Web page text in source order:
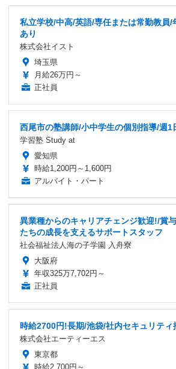
私立学校/中高/英語/専任または常勤教員/
あり
株式会社イスト
埼玉県
月給26万円～
正社員
西尾市の塾講師/小中学生の個別指導/週1
学習塾 Study at
愛知県
時給1,200円～1,600円
アルバイト・パート
異業種からのキャリアチェンジ歓迎!/賞
たちの成長を支えるサポートスタッフ
社会福祉法人海の子学園 入舟寮
大阪府
年収325万7,702円～
正社員
時給2700円!長期/池袋/社内セキュリティ
株式会社エーティーエス
東京都
時給2,700円～